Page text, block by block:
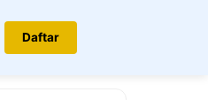
Daftar